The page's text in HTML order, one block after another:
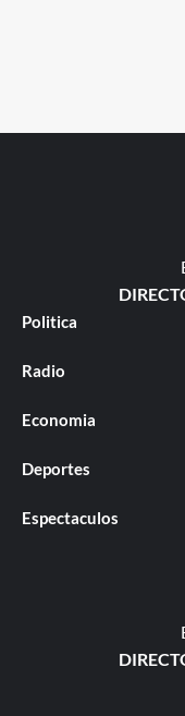
Politica
Radio
Economia
Deportes
Espectaculos